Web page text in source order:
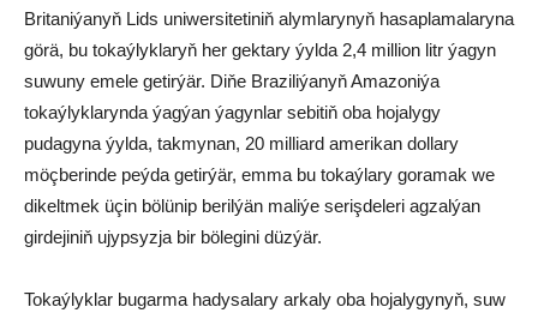
Britaniýanyň Lids uniwersitetiniň alymlarynyň hasaplamalaryna
görä, bu tokaýlyklaryň her gektary ýylda 2,4 million litr ýagyn
suwuny emele getirýär. Diňe Braziliýanyň Amazoniýa
tokaýlyklarynda ýagýan ýagynlar sebitiň oba hojalygy
pudagyna ýylda, takmynan, 20 milliard amerikan dollary
möçberinde peýda getirýär, emma bu tokaýlary goramak we
dikeltmek üçin bölünip berilýän maliýe serişdeleri agzalýan
girdejiniň ujypsyzja bir bölegini düzýär.
Tokaýlyklar bugarma hadysalary arkaly oba hojalygynyň, suw